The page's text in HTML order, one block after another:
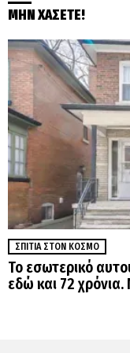
ΜΗΝ ΧΑΣΕΤΕ!
ΣΠΊΤΙΑ ΣΤΟΝ ΚΌΣΜΟ
Το εσωτερικό
εδώ και 72 χρόνια.